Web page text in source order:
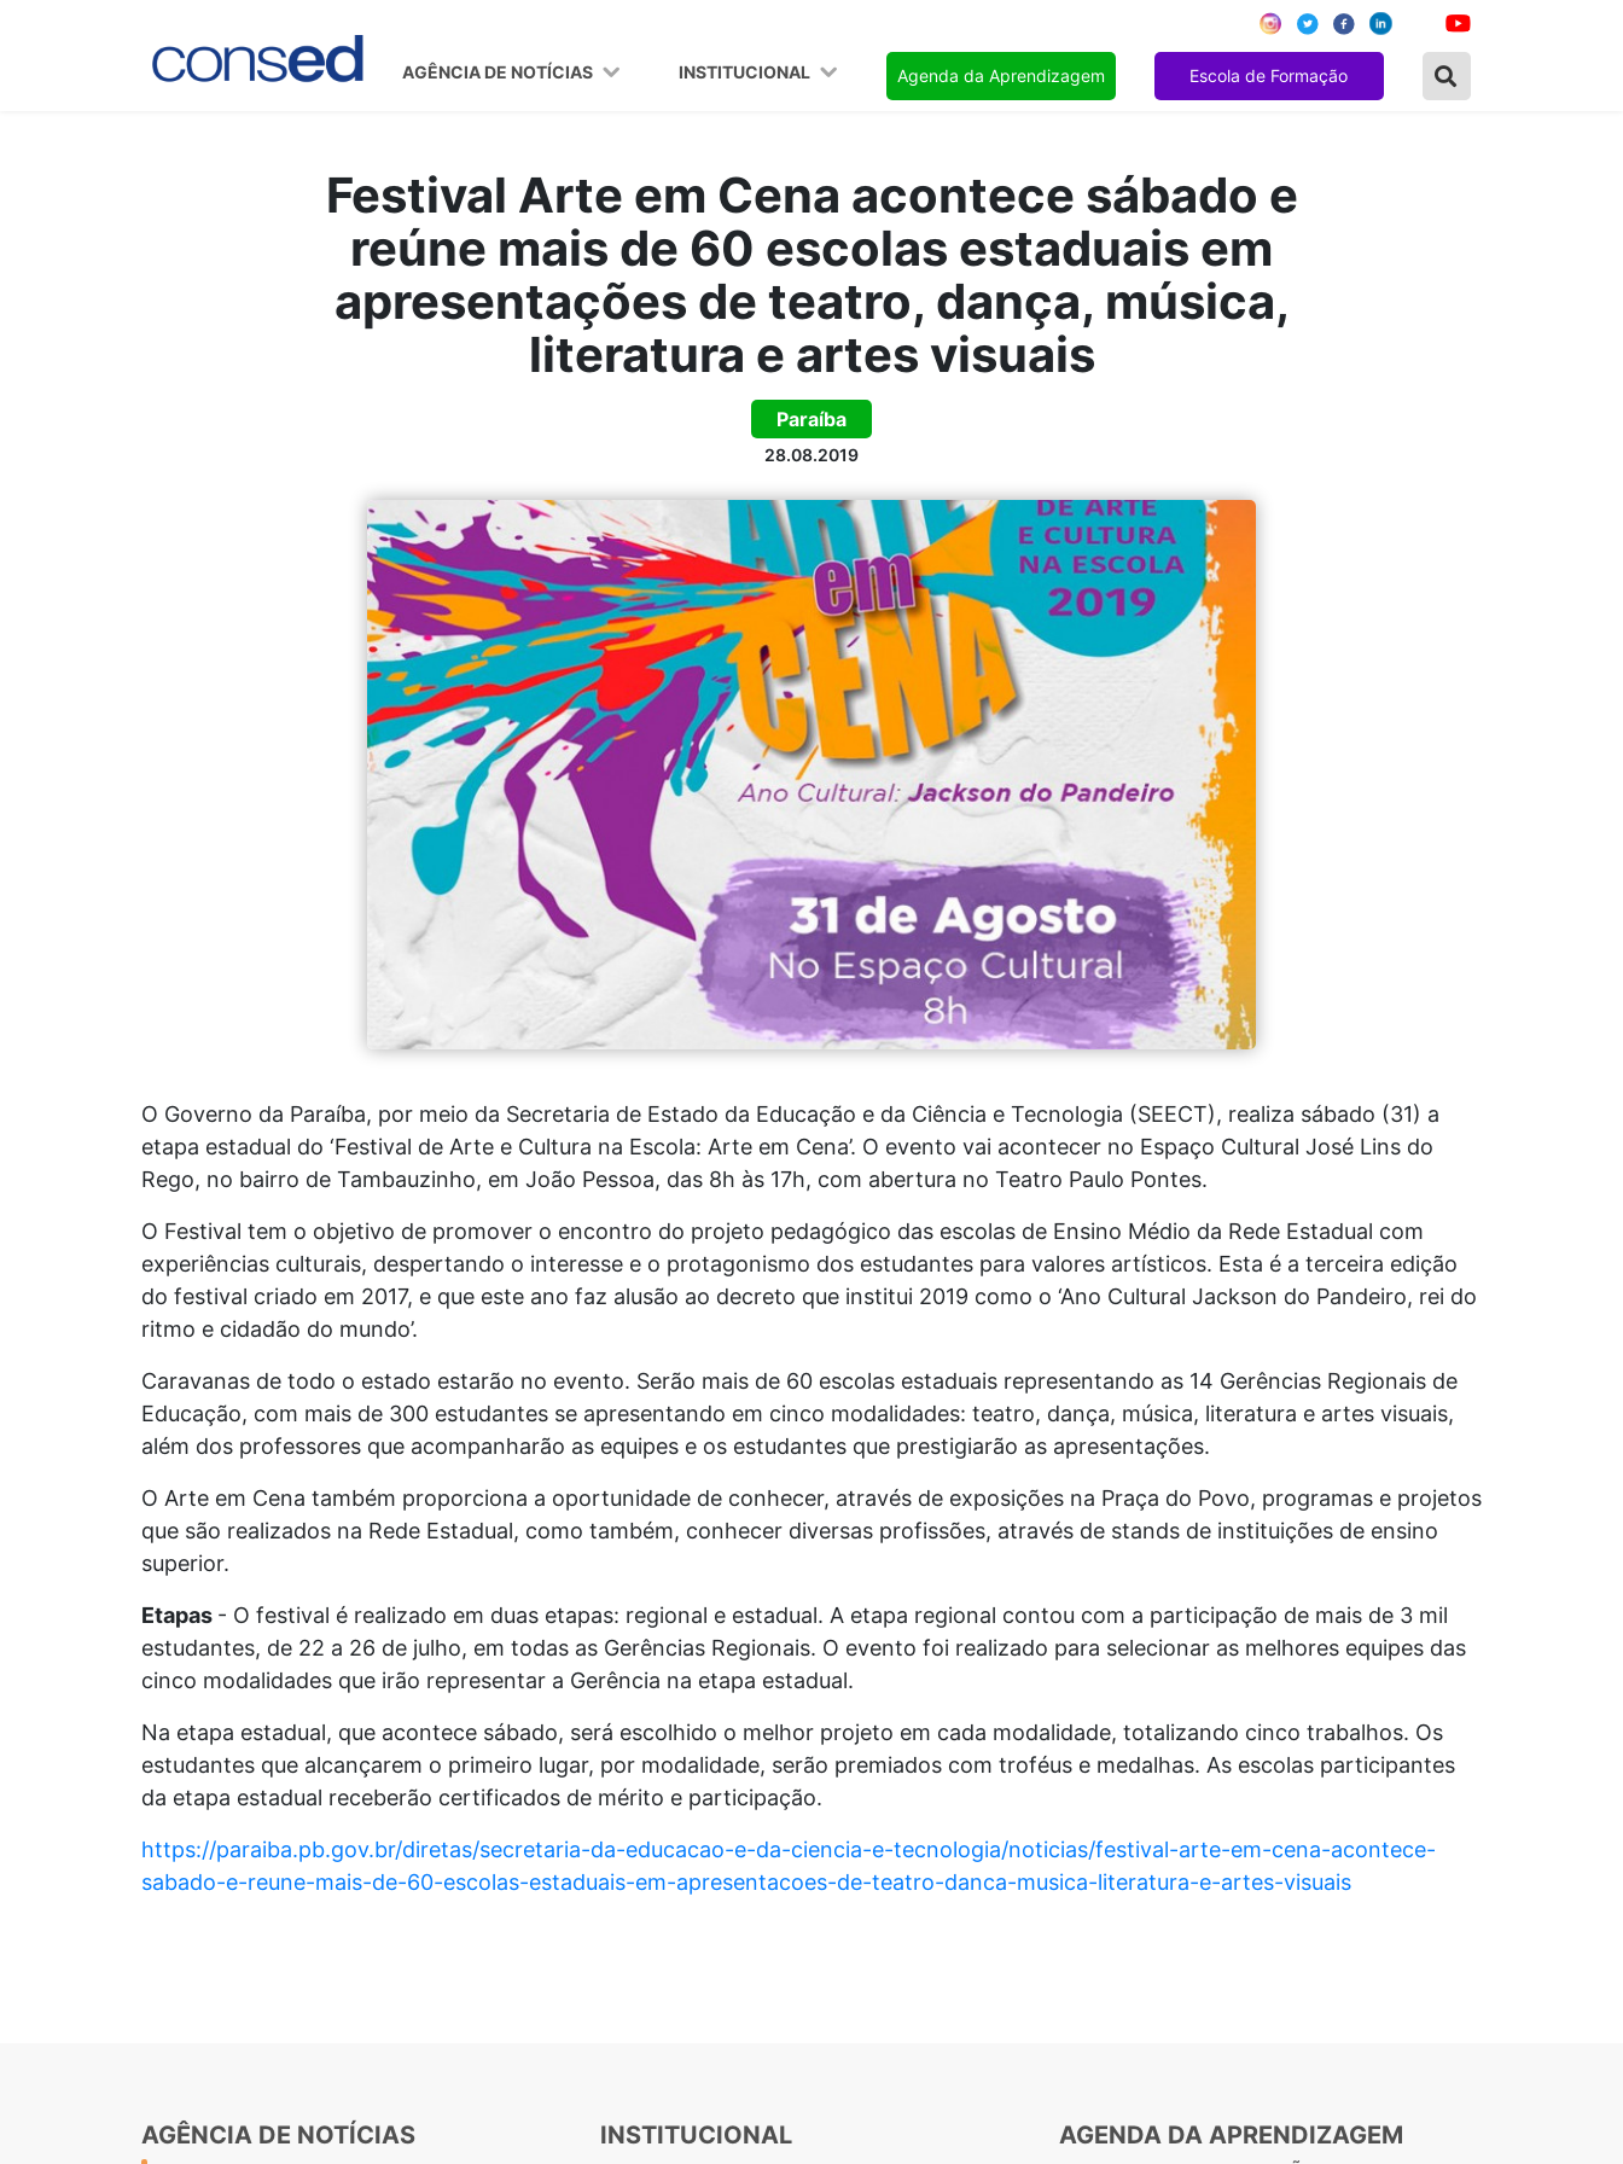
AGÊNCIA DE NOTÍCIAS INSTITUCIONAL Agenda da Aprendizagem Escola de Formação
Festival Arte em Cena acontece sábado e
reúne mais de 60 escolas estaduais em
apresentações de teatro, dança, música,
literatura e artes visuais
Paraíba
28.08.2019
O Governo da Paraíba, por meio da Secretaria de Estado da Educação e da Ciência e Tecnologia (SEECT), realiza sábado (31) a
etapa estadual do ‘Festival de Arte e Cultura na Escola: Arte em Cena’. O evento vai acontecer no Espaço Cultural José Lins do
Rego, no bairro de Tambauzinho, em João Pessoa, das 8h às 17h, com abertura no Teatro Paulo Pontes.
O Festival tem o objetivo de promover o encontro do projeto pedagógico das escolas de Ensino Médio da Rede Estadual com
experiências culturais, despertando o interesse e o protagonismo dos estudantes para valores artísticos. Esta é a terceira edição
do festival criado em 2017, e que este ano faz alusão ao decreto que institui 2019 como o ‘Ano Cultural Jackson do Pandeiro, rei do
ritmo e cidadão do mundo’.
Caravanas de todo o estado estarão no evento. Serão mais de 60 escolas estaduais representando as 14 Gerências Regionais de
Educação, com mais de 300 estudantes se apresentando em cinco modalidades: teatro, dança, música, literatura e artes visuais,
além dos professores que acompanharão as equipes e os estudantes que prestigiarão as apresentações.
O Arte em Cena também proporciona a oportunidade de conhecer, através de exposições na Praça do Povo, programas e projetos
que são realizados na Rede Estadual, como também, conhecer diversas profissões, através de stands de instituições de ensino
superior.
Etapas - O festival é realizado em duas etapas: regional e estadual. A etapa regional contou com a participação de mais de 3 mil
estudantes, de 22 a 26 de julho, em todas as Gerências Regionais. O evento foi realizado para selecionar as melhores equipes das
cinco modalidades que irão representar a Gerência na etapa estadual.
Na etapa estadual, que acontece sábado, será escolhido o melhor projeto em cada modalidade, totalizando cinco trabalhos. Os
estudantes que alcançarem o primeiro lugar, por modalidade, serão premiados com troféus e medalhas. As escolas participantes
da etapa estadual receberão certificados de mérito e participação.
https://paraiba.pb.gov.br/diretas/secretaria-da-educacao-e-da-ciencia-e-tecnologia/noticias/festival-arte-em-cena-acontece-
sabado-e-reune-mais-de-60-escolas-estaduais-em-apresentacoes-de-teatro-danca-musica-literatura-e-artes-visuais
AGÊNCIA DE NOTÍCIAS INSTITUCIONAL AGENDA DA APRENDIZAGEM